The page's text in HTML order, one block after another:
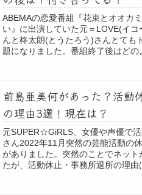
ABEMAの恋愛番組『花束とオオカ
い』に出演していた元＝LOVE(イコ
んと柊太朗(とうたろう)さんとても
題になりました。番組終了後はどの
前島亜美何があった？活動
の理由3選！現在は？
元SUPER☆GiRLS、女優や声優で
さん2022年11月突然の芸能活動の
がありました。突然のことでネット
たが、活動休止・事務所退所の理由